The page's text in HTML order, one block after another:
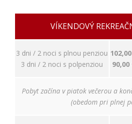
VÍKENDOVÝ
3 dni / 2 noci s plnou penziou
3 dni / 2 noci s polpenziou
90,00
Pobyt začína v piatok večerou a
(obedom pri plnej
funkčnosti
webu; Právny
oprávnený
záujem
Pomáhajú